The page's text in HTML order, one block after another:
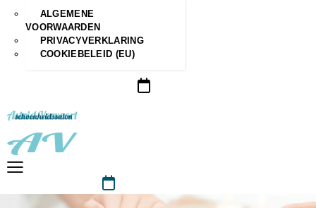
ALGEMENE
VOORWAARDEN
PRIVACYVERKLARING
COOKIEBELEID (EU)